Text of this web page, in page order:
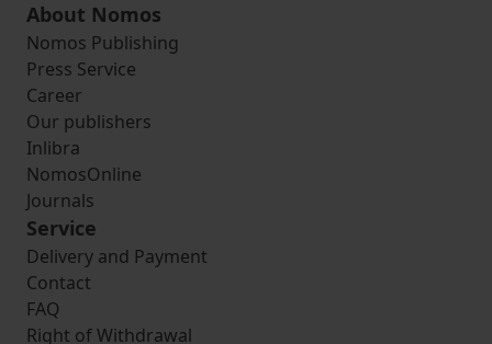
About Nomos
Nomos Publishing
Press Service
Career
Our publishers
Inlibra
NomosOnline
Journals
Service
Delivery and Payment
Contact
FAQ
Right of Withdrawal